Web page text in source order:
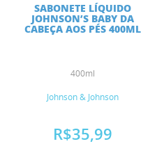
SABONETE LÍQUIDO
JOHNSON’S BABY DA
CABEÇA AOS PÉS 400ML
400ml
Johnson & Johnson
R$35,99